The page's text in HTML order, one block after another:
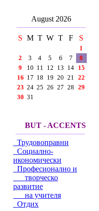
August 2026
S M T W T F S
1
2
3 4 5 6 7
8
9
10 11 12 13 14 15
16 17 18 19 20 21 22
23 24 25 26 27 28 29
30 31
BUT - ACCENTS
Трудовоправни
Социално-
икономически
Професионално и
творческо
развитие
на учителя
Отдих